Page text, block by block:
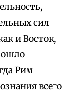
сил
и Восток,
Рим
всего